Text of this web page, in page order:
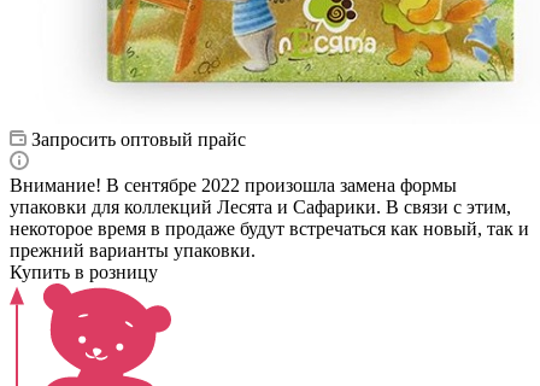
Запросить оптовый прайс
Внимание! В сентябре 2022 произошла замена формы
упаковки для коллекций Лесята и Сафарики. В связи с этим,
некоторое время в продаже будут встречаться как новый, так и
прежний варианты упаковки.
Купить в розницу